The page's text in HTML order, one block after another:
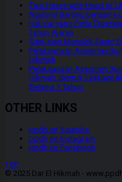
Two Hours with Head of
Ngobrol Bareng bersama
Hal-Hal yang Perlu
Tahun Ajaran
Siap-siap Mondok Santri
Pelaksanaan Asesmen
Hikmah
Pelaksanaan Asesmen
Hikmah, Bentuk Evaluasi
Selama 1 Tahun
OTHER LINKS
ppdh on Youtube
ppdh on Instagram
ppdh on Facebook
TOP
© 2025 Dar El Hikmah -